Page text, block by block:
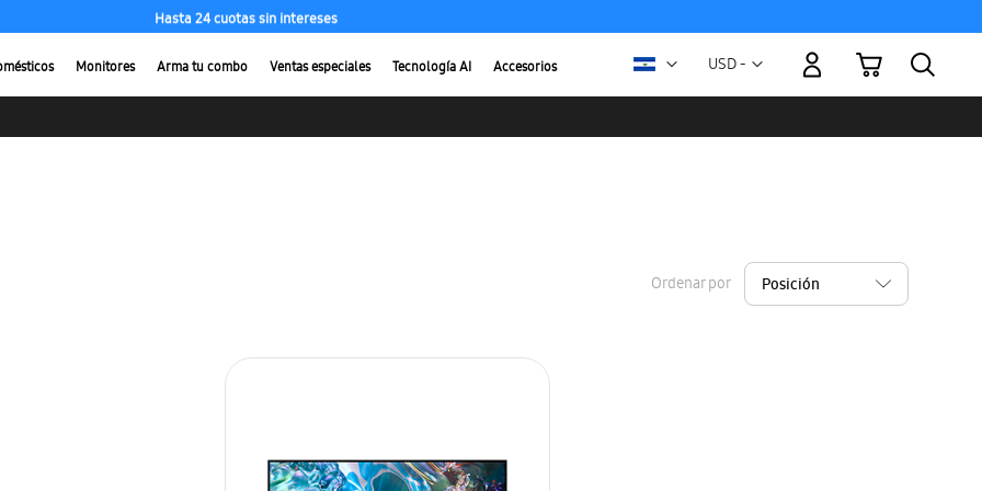
Hasta 24 cuotas sin intereses
Monitores Arma tu combo Ventas especiales Tecnología AI Accesorios Moneda
USD -
Mi carrito
Ordenar por